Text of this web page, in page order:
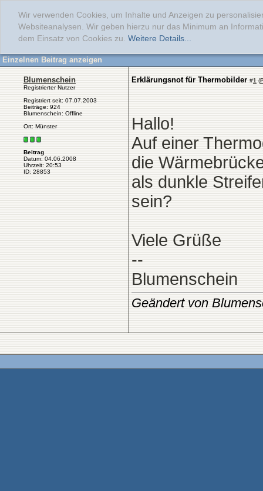
Wir verwenden Cookies, um Inhalte und Anzeigen zu
Websiteanalysen. Wir geben hierzu nur das Minimum an
dem Einsatz von Cookies zu. Weitere Details...
Einzelnen Beitrag anzeigen
Blumenschein
Registrierter Nutzer
Registriert seit: 07.07.2003
Beiträge: 924
Blumenschein: Offline
Ort: Münster
Beitrag
Datum: 04.06.2008
Uhrzeit: 20:53
ID: 28853
Erklärungsnot für Thermobilder #1 (
Hallo!
Auf einer
die
als dunkle
sein?
Viele Grüße
--
Blumenschein
Geändert von